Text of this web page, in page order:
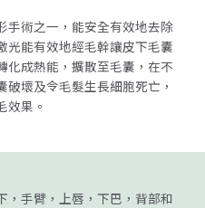
手術之一，能安全有效地去除
光能有效地經毛幹讓皮下毛囊
化成熱能，擴散至毛囊，在不
壞及令毛髮生長細胞死亡，
效果。
，手臂，上唇，下巴，背部和